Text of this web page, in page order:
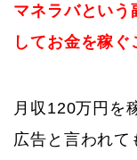
マネラバという
してお金を稼ぐ
月収120万円を
広告と言われて